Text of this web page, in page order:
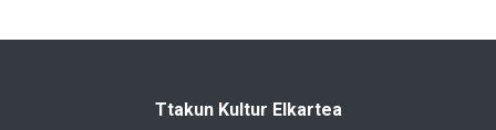
Ttakun Kultur Elkartea